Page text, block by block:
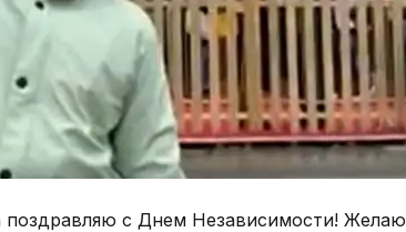
с Днем Независимости! Желаю